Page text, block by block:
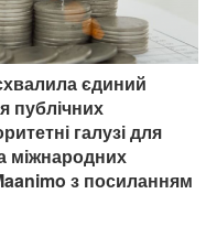
єдиний
публічних
галузі для
міжнародних
з посиланням